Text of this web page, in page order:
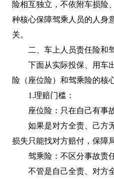
险相互独立，不依附车损险
种核心保障驾乘人员的人身
关。
二、车上人员责任险和
下面从实际投保、用车
险（座位险）和驾乘险的核
1.理赔门槛：
座位险：只在自己有事
如果是对方全责、己方
损失只能找对方赔付，保障
驾乘险：不区分事故责任
不管是自己全责、对方